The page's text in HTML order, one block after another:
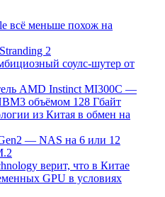
всё меньше похож на
2
соулс-шутер от
AMD Instinct MI300C —
объёмом 128 Гбайт
из Китая в обмен на
— NAS на 6 или 12
верит, что в Китае
GPU в условиях